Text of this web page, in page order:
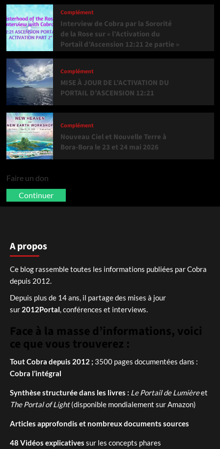
Complément
Interview de Cobra par la Sororité
de la Rose sur « l’Activation du
Portail d’Ascension 12:21 2e partie »
Complément
MISE À JOUR DE L’ACTIVATION DU
PORTAIL D’ASCENSION 12:21
Complément
Nouveau Ciel et Nouvelle Terre à
Bora-Bora le 23 et 24 mai 2026
Faire un don
Continuer
A propos
Ce blog rassemble toutes les informations publiées par Cobra
depuis 2012.
Depuis plus de 14 ans, il partage des mises à jour
sur 2012Portal, conférences et interviews.
Face à la masse d’informations, voici
ce que vous trouverez :
Tout Cobra depuis 2012 ; 3500 pages documentées dans :
Cobra l’intégral
Synthèse structurée dans les livres : Le Portail de Lumièreet
The Portal of Light(disponible mondialement sur Amazon)
Articles approfondis et nombreux documents sources
48 Vidéos explicatives sur les concepts phares